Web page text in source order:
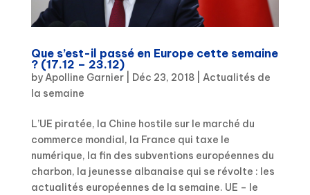
Que s’est-il passé en Europe cette semaine
? (17.12 – 23.12)
byApolline Garnier| Déc 23, 2018| Actualités de
la semaine
L’UE piratée, la Chine hostile sur le marché du
commerce mondial, la France qui taxe le
numérique, la fin des subventions européennes du
charbon, la jeunesse albanaise qui se révolte : les
actualités européennes de la semaine. UE – le